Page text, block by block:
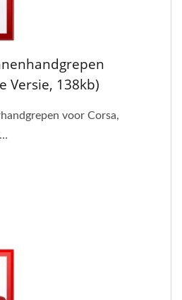
Versie, 138kb)
voor Corsa,